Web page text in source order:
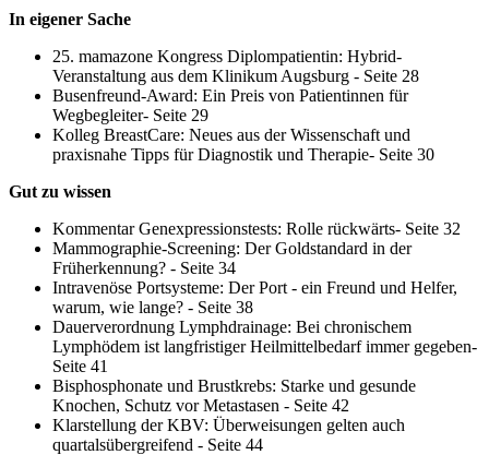
In eigener Sache
25. mamazone Kongress Diplompatientin: Hybrid-
Veranstaltung aus dem Klinikum Augsburg - Seite 28
Busenfreund-Award: Ein Preis von Patientinnen für
Wegbegleiter- Seite 29
Kolleg BreastCare: Neues aus der Wissenschaft und
praxisnahe Tipps für Diagnostik und Therapie- Seite 30
Gut zu wissen
Kommentar Genexpressionstests: Rolle rückwärts- Seite 32
Mammographie-Screening: Der Goldstandard in der
Früherkennung? - Seite 34
Intravenöse Portsysteme: Der Port - ein Freund und Helfer,
warum, wie lange? - Seite 38
Dauerverordnung Lymphdrainage: Bei chronischem
Lymphödem ist langfristiger Heilmittelbedarf immer gegeben-
Seite 41
Bisphosphonate und Brustkrebs: Starke und gesunde
Knochen, Schutz vor Metastasen - Seite 42
Klarstellung der KBV: Überweisungen gelten auch
quartalsübergreifend - Seite 44